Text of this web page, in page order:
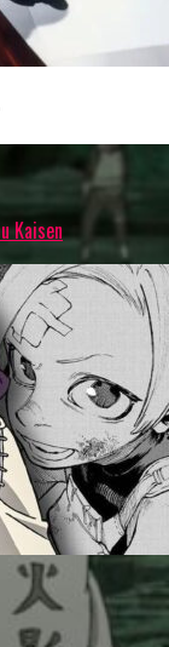
os fillers
Kaisen